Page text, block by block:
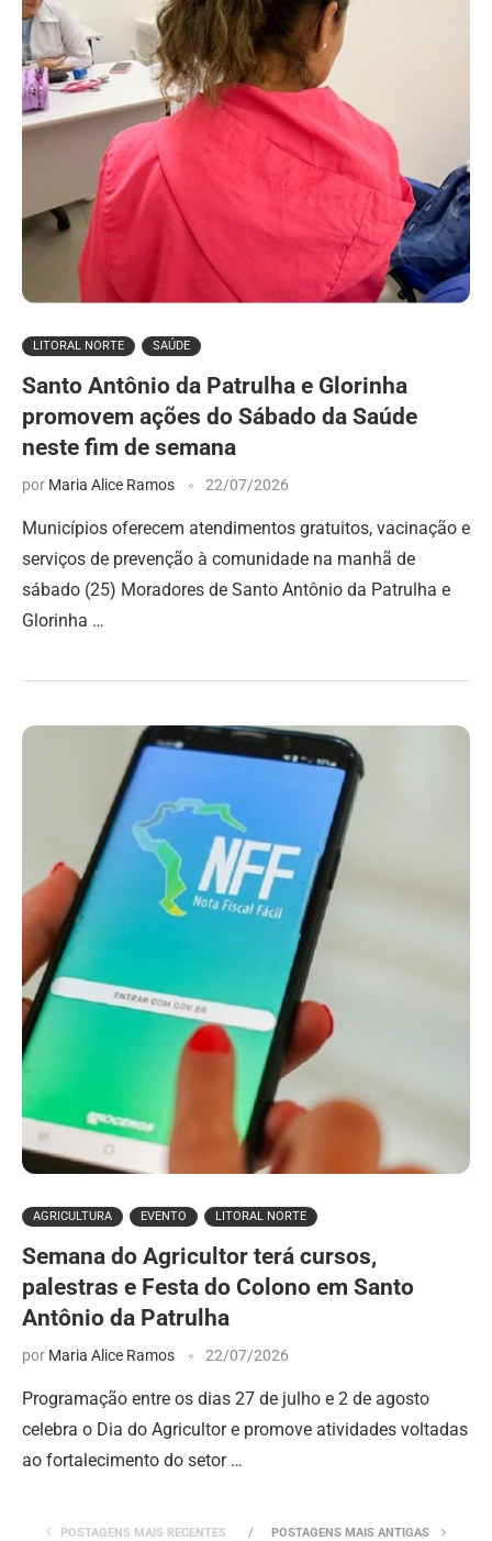
LITORAL NORTE SAÚDE
Santo Antônio da Patrulha e Glorinha
promovem ações do Sábado da Saúde
neste fim de semana
por Maria Alice Ramos 22/07/2026
Municípios oferecem atendimentos gratuitos, vacinação e
serviços de prevenção à comunidade na manhã de
sábado (25) Moradores de Santo Antônio da Patrulha e
Glorinha …
AGRICULTURA EVENTO LITORAL NORTE
Semana do Agricultor terá cursos,
palestras e Festa do Colono em Santo
Antônio da Patrulha
por Maria Alice Ramos 22/07/2026
Programação entre os dias 27 de julho e 2 de agosto
celebra o Dia do Agricultor e promove atividades voltadas
ao fortalecimento do setor …
POSTAGENS MAIS RECENTES POSTAGENS MAIS ANTIGAS